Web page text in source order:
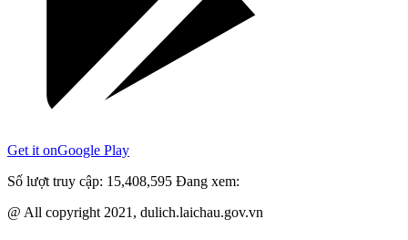
Get it onGoogle Play
Số lượt truy cập: 15,408,595 Đang xem:
@ All copyright 2021, dulich.laichau.gov.vn